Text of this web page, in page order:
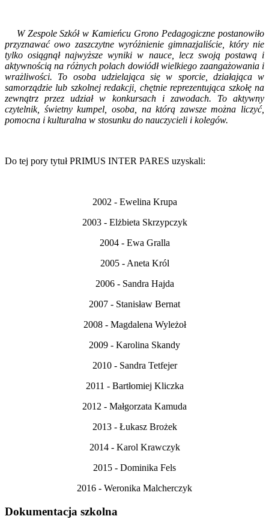
W Zespole Szkół w Kamieńcu Grono Pedagogiczne postanowiło
przyznawać owo zaszczytne wyróżnienie gimnazjaliście, który nie
tylko osiągnął najwyższe wyniki w nauce, lecz swoją postawą i
aktywnością na różnych polach dowiódł wielkiego zaangażowania i
wrażliwości. To osoba udzielająca się w sporcie, działająca w
samorządzie lub szkolnej redakcji, chętnie reprezentująca szkołę na
zewnątrz przez udział w konkursach i zawodach. To aktywny
czytelnik, świetny kumpel, osoba, na którą zawsze można liczyć,
pomocna i kulturalna w stosunku do nauczycieli i kolegów.
Do tej pory tytuł PRIMUS INTER PARES uzyskali:
2002 - Ewelina Krupa
2003 - Elżbieta Skrzypczyk
2004 - Ewa Gralla
2005 - Aneta Król
2006 - Sandra Hajda
2007 - Stanisław Bernat
2008 - Magdalena Wyleżoł
2009 - Karolina Skandy
2010 - Sandra Tetfejer
2011 - Bartłomiej Kliczka
2012 - Małgorzata Kamuda
2013 - Łukasz Brożek
2014 - Karol Krawczyk
2015 - Dominika Fels
2016 - Weronika Malcherczyk
Dokumentacja szkolna